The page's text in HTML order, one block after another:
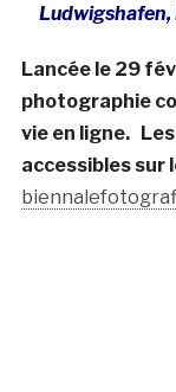
Lancée le 29
photographie
vie en ligne.
accessibles sur